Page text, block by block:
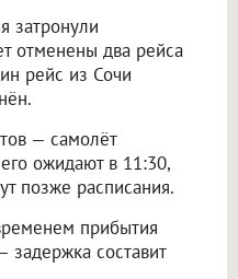
затронули
отменены два рейса
рейс из Сочи
— самолёт
ожидают в 11:30,
позже расписания.
прибытия
составит